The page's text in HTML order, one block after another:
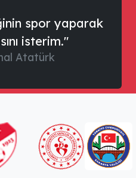
spor yaparak
isterim."
Atatürk